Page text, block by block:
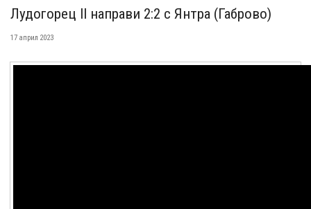
Лудогорец II направи 2:2 с Янтра (Габрово)
17 април 2023